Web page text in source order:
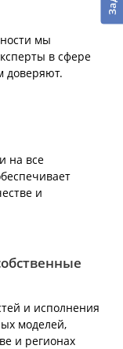
мы
в сфере
доверяют.
на все
и
и исполнения
моделей,
и регионах